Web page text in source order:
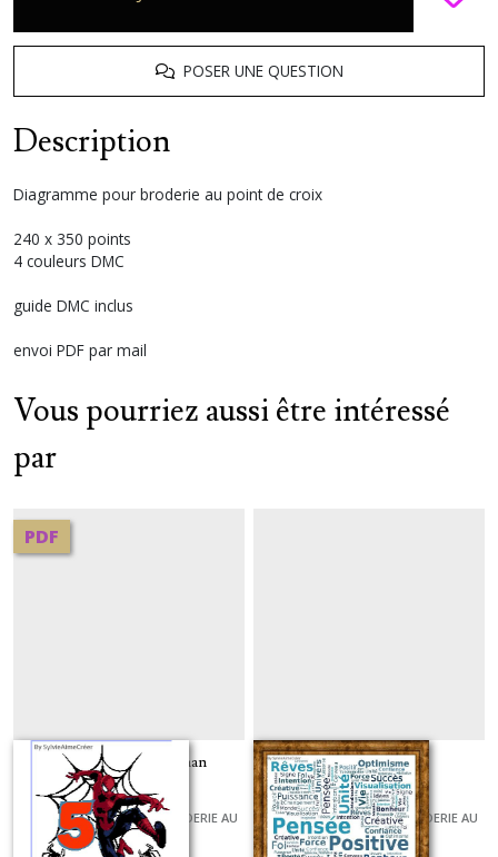
POSER UNE QUESTION
Description
Diagramme pour broderie au point de croix
240 x 350 points
4 couleurs DMC
guide DMC inclus
envoi PDF par mail
Vous pourriez aussi être intéressé
par
PDF
diagramme "spiderman
anniversaire"
GRILLES ET KITS POUR BRODERIE AU
POINT DE CROIX
Pensée positive
GRILLES ET KITS POUR BRODERIE AU
POINT DE CROIX